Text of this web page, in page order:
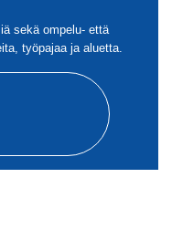
sekä ompelu- että
työpajaa ja aluetta.